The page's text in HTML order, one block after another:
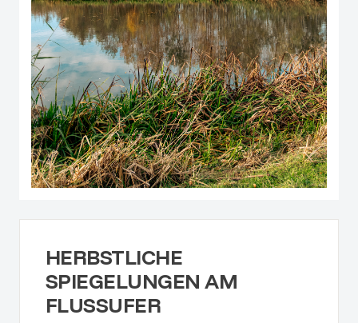
HERBSTLICHE
SPIEGELUNGEN AM
FLUSSUFER